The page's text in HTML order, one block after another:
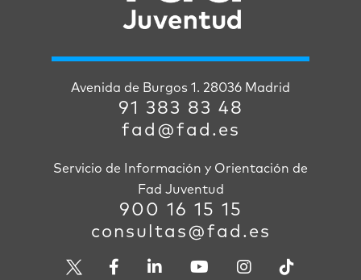
Avenida de Burgos 1. 28036 Madrid
91 383 83 48
fad@fad.es
Servicio de Información y Orientación de
Fad Juventud
900 16 15 15
consultas@fad.es